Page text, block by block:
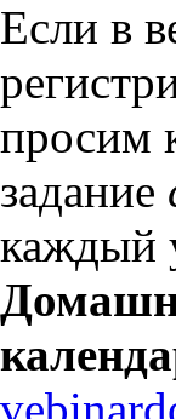
Если в
просим
задание
каждый